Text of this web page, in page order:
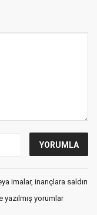
imalar, inançlara saldırı
yorumlar